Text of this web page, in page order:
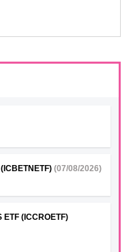
(07/08/2026)
ETF (ICCROETF)